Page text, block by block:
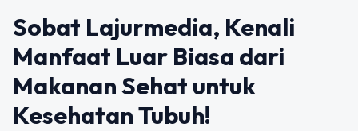
Sobat Lajurmedia, Kenali
Manfaat Luar Biasa dari
Makanan Sehat untuk
Kesehatan Tubuh!